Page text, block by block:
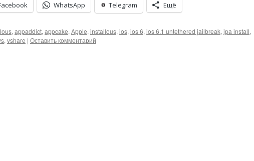
WhatsApp Telegram Ещё
, appaddict, appcake, Apple, installous, ios, ios 6, ios 6.1 untethered jailbreak, ipa install,
, vshare | Оставить комментарий